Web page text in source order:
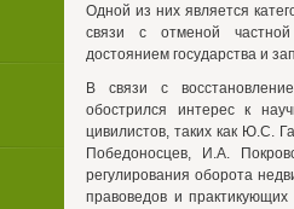
Одной из них является
связи с отменой
достоянием государства и
В связи с
обострился интерес к
цивилистов, таких как Ю.С.
Победоносцев, И.А.
регулирования оборота
правоведов и